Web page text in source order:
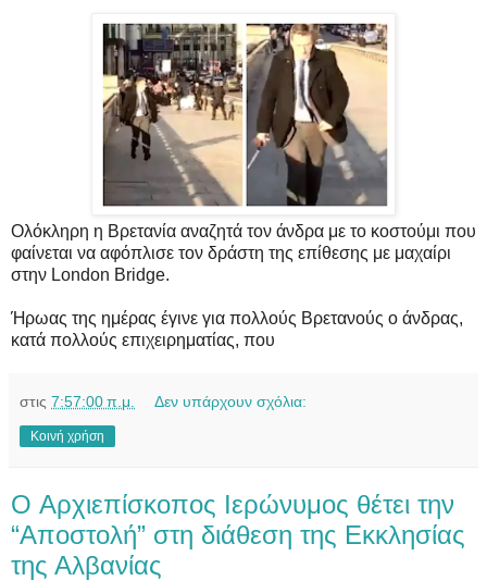
Ολόκληρη η Βρετανία αναζητά τον άνδρα με το κοστούμι που
φαίνεται να αφόπλισε τον δράστη της επίθεσης με μαχαίρι
στην London Bridge.
Ήρωας της ημέρας έγινε για πολλούς Βρετανούς ο άνδρας,
κατά πολλούς επιχειρηματίας, που
στις 7:57:00 π.μ. Δεν υπάρχουν σχόλια:
Κοινή χρήση
O Αρχιεπίσκοπος Ιερώνυμος θέτει την
“Αποστολή” στη διάθεση της Εκκλησίας
της Αλβανίας